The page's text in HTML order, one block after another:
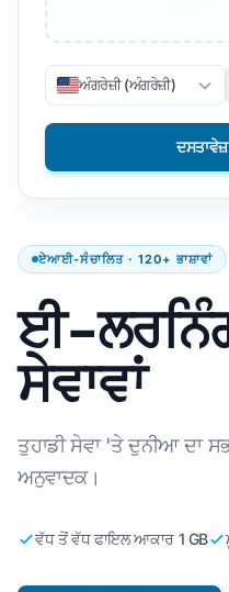
ਏਆਈ-ਸੰਚਾਲਿਤ · 120+ ਭਾਸ਼ਾਵਾਂ
ਈ-
ਸੇਵਾਵਾਂ
ਤੁਹਾਡੀ ਸੇਵਾ 'ਤੇ ਦੁਨੀਆ ਦਾ
ਅਨੁਵਾਦਕ।
ਵੱਧ ਤੋਂ ਵੱਧ ਫਾਇਲ ਆਕਾਰ 1 GB
ਅੰਗਰੇਜ਼ੀ (ਅੰਗਰੇਜ਼ੀ)